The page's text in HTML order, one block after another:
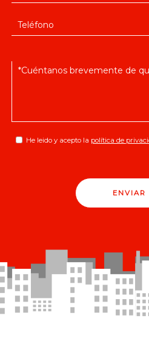
He leido y acepto la política de
ENVIAR